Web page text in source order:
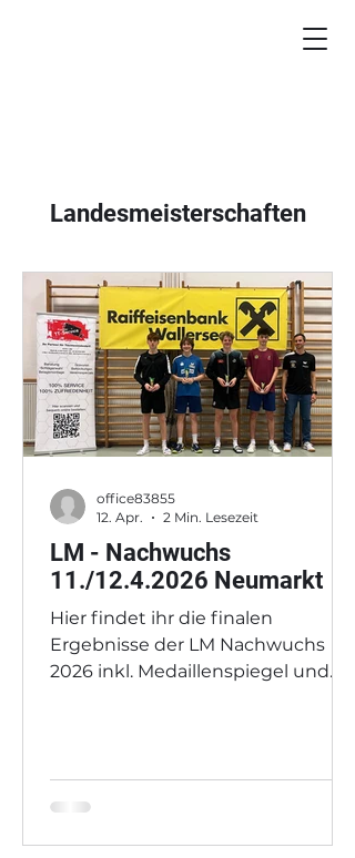
Landesmeisterschaften
LM - Nachwuchs
11./12.4.2026 Neumarkt
Hier findet ihr die finalen
Ergebnisse der LM Nachwuchs
2026 inkl. Medaillenspiegel und
Ausrichtung des Turniers!
https://oettv.xttv.at/public/turniere
office83855
12. Apr.
2 Min. Lesezeit